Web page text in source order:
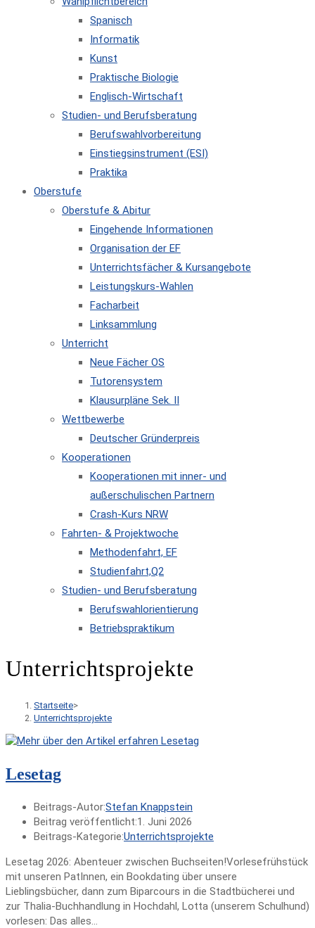
Spanisch
Informatik
Kunst
Praktische Biologie
Englisch-Wirtschaft
Studien- und Berufsberatung
Berufswahlvorbereitung
Einstiegsinstrument (ESI)
Praktika
Oberstufe
Oberstufe & Abitur
Eingehende Informationen
Organisation der EF
Unterrichtsfächer & Kursangebote
Leistungskurs-Wahlen
Facharbeit
Linksammlung
Unterricht
Neue Fächer OS
Tutorensystem
Klausurpläne Sek. II
Wettbewerbe
Deutscher Gründerpreis
Kooperationen
Kooperationen mit inner- und
außerschulischen Partnern
Crash-Kurs NRW
Fahrten- & Projektwoche
Methodenfahrt, EF
Studienfahrt,Q2
Studien- und Berufsberatung
Berufswahlorientierung
Betriebspraktikum
Unterrichtsprojekte
Startseite>
Unterrichtsprojekte
Lesetag
Beitrags-Autor:Stefan Knappstein
Beitrag veröffentlicht:1. Juni 2026
Beitrags-Kategorie:Unterrichtsprojekte
Lesetag 2026: Abenteuer zwischen Buchseiten!Vorlesefrühstück
mit unseren PatInnen, ein Bookdating über unsere
Lieblingsbücher, dann zum Biparcours in die Stadtbücherei und
zur Thalia-Buchhandlung in Hochdahl, Lotta (unserem Schulhund)
vorlesen: Das alles…